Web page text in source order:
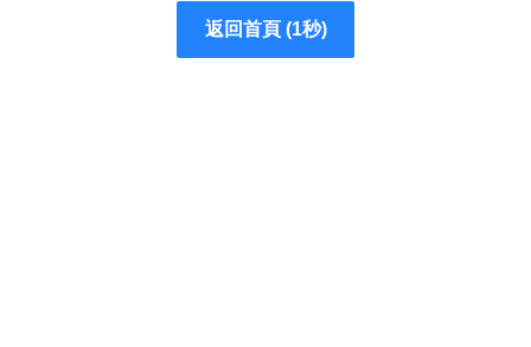
返回首頁 (1秒)